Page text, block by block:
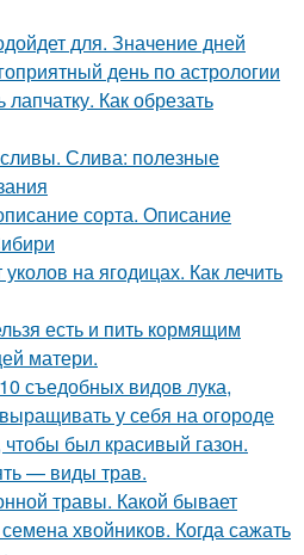
для. Значение дней
день по астрологии
Как обрезать
Слива: полезные
сорта. Описание
на ягодицах. Как лечить
есть и пить кормящим
матери.
съедобных видов лука,
у себя на огороде
чтобы был красивый газон.
— виды трав.
травы. Какой бывает
хвойников. Когда сажать